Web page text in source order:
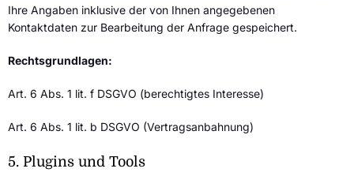
Ihre Angaben inklusive der von Ihnen angegebenen
Kontaktdaten zur Bearbeitung der Anfrage gespeichert.
Rechtsgrundlagen:
Art. 6 Abs. 1 lit. f DSGVO (berechtigtes Interesse)
Art. 6 Abs. 1 lit. b DSGVO (Vertragsanbahnung)
5. Plugins und Tools